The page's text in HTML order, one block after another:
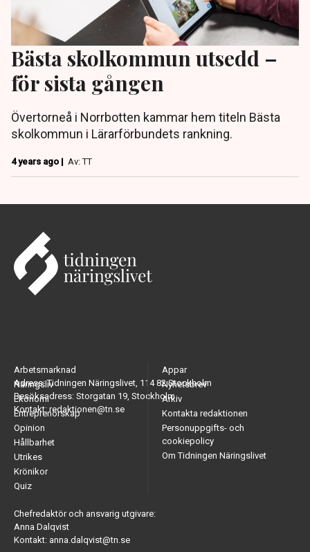
Bästa skolkommun utsedd –
för sista gången
Övertorneå i Norrbotten kammar hem titeln Bästa
skolkommun i Lärarförbundets rankning.
4 years ago | Av: TT
Adress: Tidningen Näringslivet, 114 82 Stockholm
Besöksadress: Storgatan 19, Stockholm
Kontakt: redaktionen@tn.se
Arbetsmarknad
Näringsliv
Ekonomi
Entreprenörskap
Opinion
Hållbarhet
Utrikes
Krönikor
Quiz
Appar
Nyhetsbrev
Arkiv
Kontakta redaktionen
Personuppgifts- och
cookiepolicy
Om Tidningen Näringslivet
Chefredaktör och ansvarig utgivare:
Anna Dalqvist
Kontakt: anna.dalqvist@tn.se